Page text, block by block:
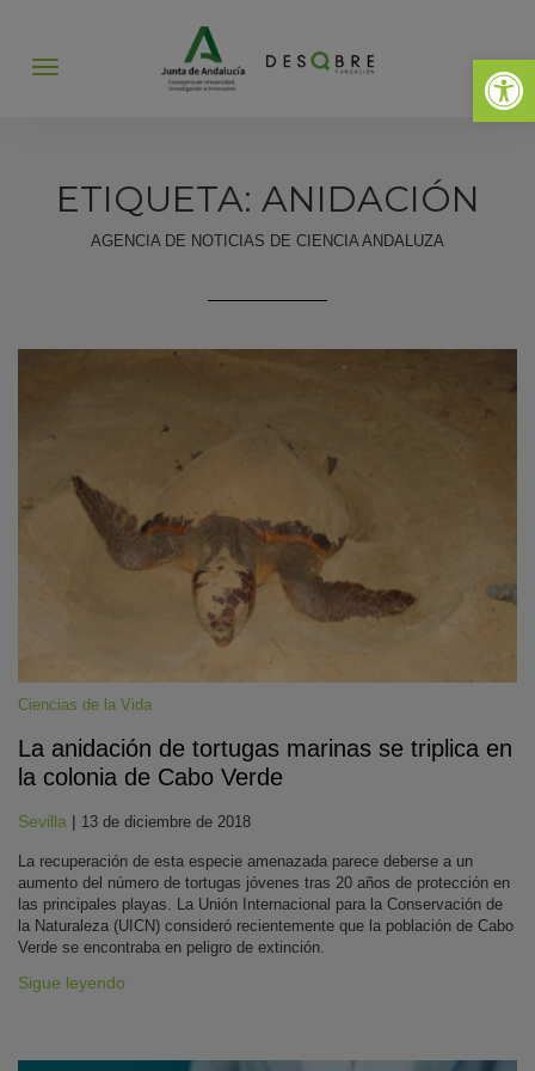
Abrir
Abrir
ETIQUETA: ANIDACIÓN
AGENCIA DE NOTICIAS DE CIENCIA ANDALUZA
Ciencias de la Vida
La anidación de tortugas marinas se triplica en
la colonia de Cabo Verde
Sevilla | 13 de diciembre de 2018
La recuperación de esta especie amenazada parece deberse a un
aumento del número de tortugas jóvenes tras 20 años de protección en
las principales playas. La Unión Internacional para la Conservación de
la Naturaleza (UICN) consideró recientemente que la población de Cabo
Verde se encontraba en peligro de extinción.
Sigue leyendo